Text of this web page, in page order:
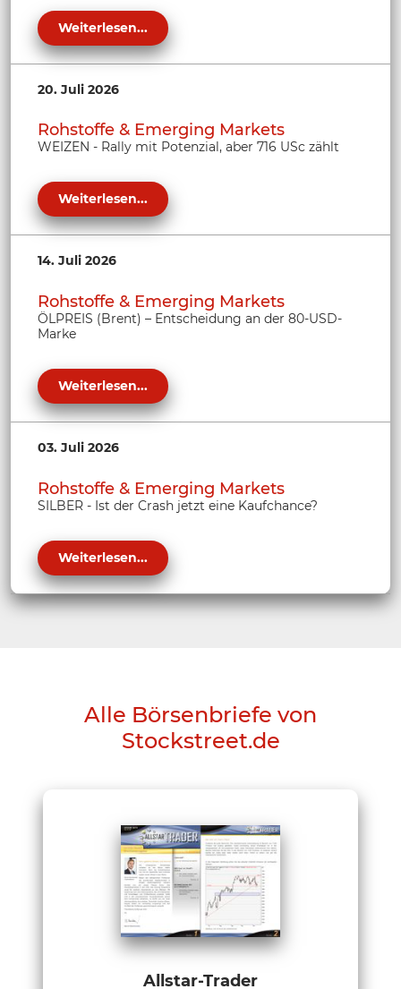
Weiterlesen...
20. Juli 2026
Rohstoffe & Emerging Markets
WEIZEN - Rally mit Potenzial, aber 716 USc zählt
Weiterlesen...
14. Juli 2026
Rohstoffe & Emerging Markets
ÖLPREIS (Brent) – Entscheidung an der 80-USD-
Marke
Weiterlesen...
03. Juli 2026
Rohstoffe & Emerging Markets
SILBER - Ist der Crash jetzt eine Kaufchance?
Weiterlesen...
Alle Börsenbriefe von
Stockstreet.de
Allstar-Trader